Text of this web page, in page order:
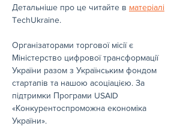
Детальніше про це читайте в матеріалі
TechUkraine.
Організаторами торгової місії є
Міністерство цифрової трансформації
України разом з Українським фондом
стартапів та нашою асоціацією. За
підтримки Програми USAID
«Конкурентоспроможна економіка
України».